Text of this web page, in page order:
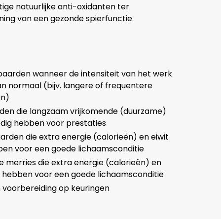
natuurlijke anti-oxidanten ter
van een gezonde spierfunctie
wanneer de intensiteit van het werk
normaal (bijv. langere of frequentere
die langzaam vrijkomende (duurzame)
hebben voor prestaties
die extra energie (calorieën) en eiwit
voor een goede lichaamsconditie
merries die extra energie (calorieën) en
hebben voor een goede lichaamsconditie
voorbereiding op keuringen